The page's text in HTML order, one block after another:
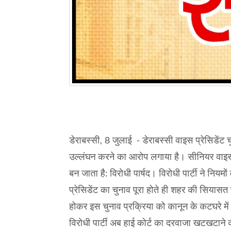
डेराबस्सी, 8 जुलाई - डेराबस्सी वाइस प्रेसिडेंट
उल्लंघन करने का आरोप लगाया है। सीनियर
बन जाता है: विरोधी पार्षद। विरोधी पार्टी ने
प्रेसिडेंट का चुनाव पूरा होते ही शहर की सियासत
होकर इस चुनाव प्रक्रिया को कानून के कटघरे
विरोधी पार्टी अब हाई कोर्ट का दरवाजा